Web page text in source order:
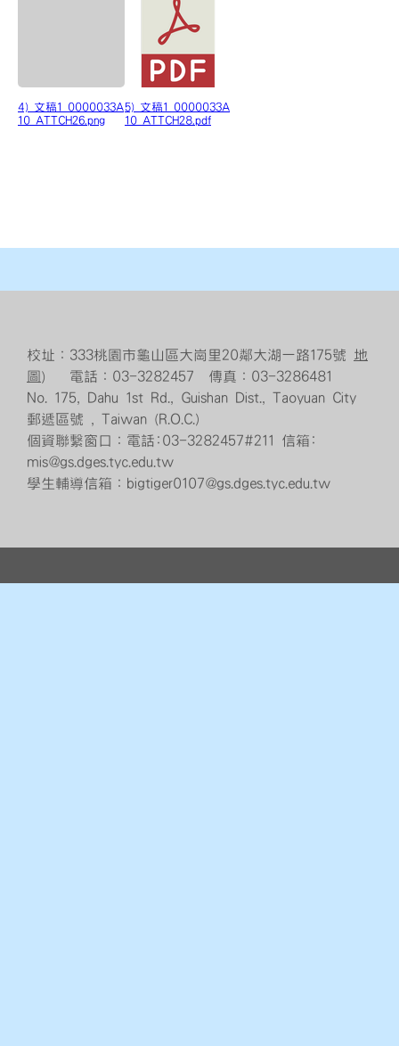
4) 文稿1_0000033A
10_ATTCH26.png
5) 文稿1_0000033A
10_ATTCH28.pdf
校址：333桃園市龜山區大崗里20鄰大湖一路175號 地
圖） 電話：03-3282457 傳真：03-3286481
No. 175, Dahu 1st Rd., Guishan Dist., Taoyuan City
郵遞區號 , Taiwan (R.O.C.)
個資聯繫窗口：電話:03-3282457#211 信箱:
mis@gs.dges.tyc.edu.tw
學生輔導信箱：bigtiger0107@gs.dges.tyc.edu.tw